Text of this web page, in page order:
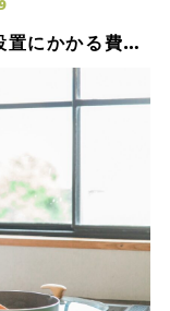
にかかる費用